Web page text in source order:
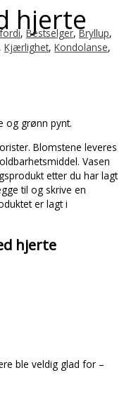
hjerte
, Bestselger,Bryllup,
, Kjærlighet, Kondolanse,
og grønn pynt.
Blomstene leveres
Vasen
etter du har lagt
til og skrive en
er lagt i
hjerte
ble veldig glad for –